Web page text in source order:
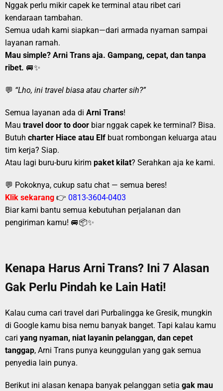
Nggak perlu mikir capek ke terminal atau ribet cari
kendaraan tambahan.
Semua udah kami siapkan—dari armada nyaman sampai
layanan ramah.
Mau simple? Arni Trans aja. Gampang, cepat, dan tanpa
ribet. 🚐✨
💬 “Lho, ini travel biasa atau charter sih?”
Semua layanan ada di Arni Trans!
Mau travel door to door biar nggak capek ke terminal? Bisa.
Butuh charter Hiace atau Elf buat rombongan keluarga atau
tim kerja? Siap.
Atau lagi buru-buru kirim paket kilat? Serahkan aja ke kami.
💬 Pokoknya, cukup satu chat — semua beres!
Klik sekarang 👉 0813-3604-0403
Biar kami bantu semua kebutuhan perjalanan dan
pengiriman kamu! 🚐📦✨
Kenapa Harus Arni Trans? Ini 7 Alasan
Gak Perlu Pindah ke Lain Hati!
Kalau cuma cari travel dari Purbalingga ke Gresik, mungkin
di Google kamu bisa nemu banyak banget. Tapi kalau kamu
cari yang nyaman, niat layanin pelanggan, dan cepet
tanggap, Arni Trans punya keunggulan yang gak semua
penyedia lain punya.
Berikut ini alasan kenapa banyak pelanggan setia gak mau